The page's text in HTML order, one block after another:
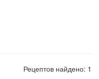
Рецептов найдено: 1